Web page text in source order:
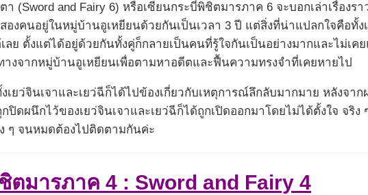
(Sword and Fairy 6) หรือเซียนกระบี่พิชิตมารภาค 6 จะบอกเล่าเรื่องรา
องคนอยู่ในหมู่บ้านอูเหยียนด้วยกันเป็นเวลา 3 ปี แต่สิ่งที่น่าแปลกใจคือทั้งเ
ลย ตั้งแต่ได้อยู่ด้วยกันทั้งคู่ก็กลายเป็นคนที่รู้ใจกันเป็นอย่างมากและไม่เ
งจากหมู่บ้านอูเหยียนเพื่อตามหาอดีตและฟื้นความทรงจำที่เคยหายไป
เยว่จินเจาและเยว่ฉีก็ได้ไปข้องเกี่ยวกับเหตุการณ์ลึกลับมากมาย หลังจา
ดผนึกไว้ของเยว่จินเจาและเยว่ฉีก็ได้ถูกเปิดออกมาโดยไม่ได้ตั้งใจ จริง
ๆ จนหมดต้องไปติดตามกันค่ะ
ตมารภาค 4 : Sword and Fairy 4